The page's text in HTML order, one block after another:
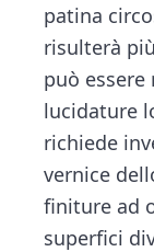
patina
risulterà
può
lucidature
richiede
vernice
finiture ad
superfici